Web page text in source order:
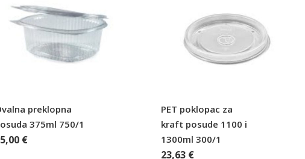
preklopna
375ml 750/1
€
PET poklopac za
kraft posude 1100 i
1300ml 300/1
23,63 €